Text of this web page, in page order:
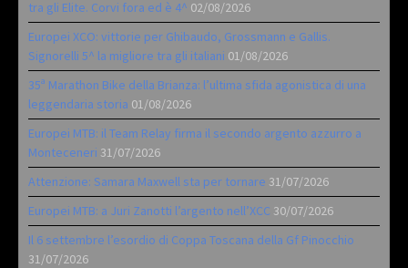
tra gli Elite. Corvi fora ed è 4^ 02/08/2026
Europei XCO: vittorie per Ghibaudo, Grossmann e Gallis.
Signorelli 5^ la migliore tra gli italiani 01/08/2026
35ª Marathon Bike della Brianza: l’ultima sfida agonistica di una
leggendaria storia 01/08/2026
Europei MTB: il Team Relay firma il secondo argento azzurro a
Monteceneri 31/07/2026
Attenzione: Samara Maxwell sta per tornare 31/07/2026
Europei MTB: a Juri Zanotti l’argento nell’XCC 30/07/2026
Il 6 settembre l’esordio di Coppa Toscana della Gf Pinocchio
31/07/2026